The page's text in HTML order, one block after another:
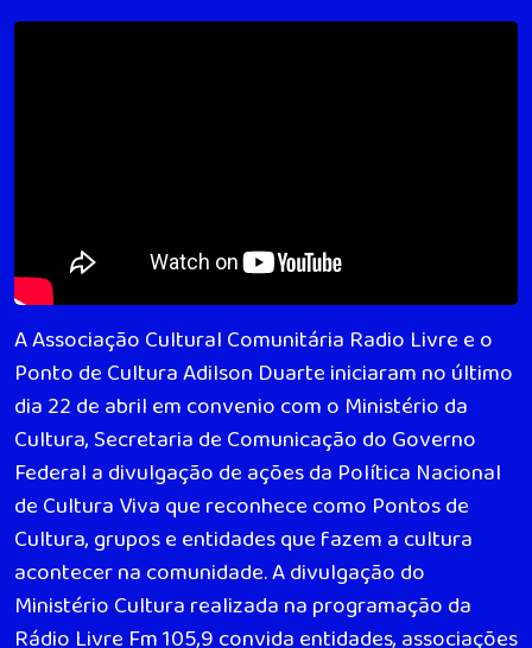
A Associação Cultural Comunitária Radio Livre e o
Ponto de Cultura Adilson Duarte iniciaram no último
dia 22 de abril em convenio com o Ministério da
Cultura, Secretaria de Comunicação do Governo
Federal a divulgação de ações da Política Nacional
de Cultura Viva que reconhece como Pontos de
Cultura, grupos e entidades que fazem a cultura
acontecer na comunidade. A divulgação do
Ministério Cultura realizada na programação da
Rádio Livre Fm 105,9 convida entidades, associações